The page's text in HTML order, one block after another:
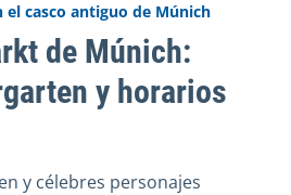
casco antiguo de Múnich
de Múnich:
y horarios
y célebres personajes